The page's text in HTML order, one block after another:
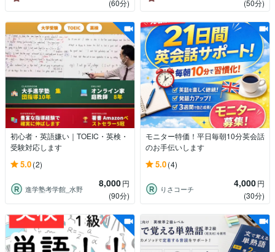
(60分) (50分)
初心者・英語嫌い｜TOEIC・英検・
受験対応します
5.0(2)
進学塾考学館_水野 8,000円
(90分)
モニター特価！平日毎朝10分英会話
のお手伝いします
5.0(4)
りさコーチ 4,000円
(30分)